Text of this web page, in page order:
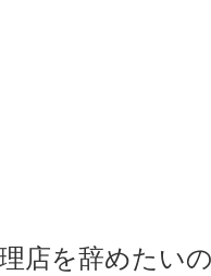
店を辞めたい